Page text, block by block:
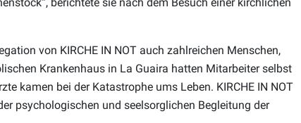
von KIRCHE IN NOT auch zahlreichen Menschen,
Krankenhaus in La Guaira hatten Mitarbeiter selbst
kamen bei der Katastrophe ums Leben. KIRCHE IN NOT
psychologischen und seelsorglichen Begleitung der